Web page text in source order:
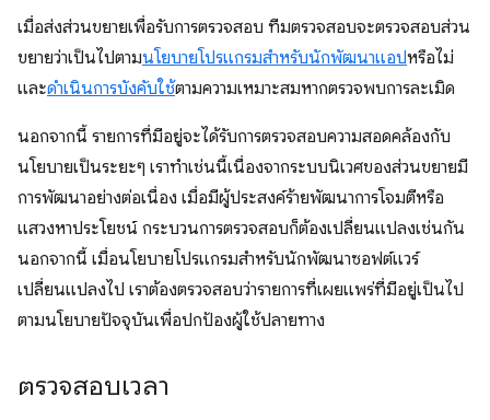
เมื่อส่งส่วนขยายเพื่อรับการตรวจสอบ ทีมตรวจสอบจะตรวจสอบส่วน
ขยายว่าเป็นไปตามนโยบายโปรแกรมสำหรับนักพัฒนาแอปหรือไม่
และดำเนินการบังคับใช้ตามความเหมาะสมหากตรวจพบการละเมิด
นอกจากนี้ รายการที่มีอยู่จะได้รับการตรวจสอบความสอดคล้องกับ
นโยบายเป็นระยะๆ เราทำเช่นนี้เนื่องจากระบบนิเวศของส่วนขยายมี
การพัฒนาอย่างต่อเนื่อง เมื่อมีผู้ประสงค์ร้ายพัฒนาการโจมตีหรือ
แสวงหาประโยชน์ กระบวนการตรวจสอบก็ต้องเปลี่ยนแปลงเช่นกัน
นอกจากนี้ เมื่อนโยบายโปรแกรมสำหรับนักพัฒนาซอฟต์แวร์
เปลี่ยนแปลงไป เราต้องตรวจสอบว่ารายการที่เผยแพร่ที่มีอยู่เป็นไป
ตามนโยบายปัจจุบันเพื่อปกป้องผู้ใช้ปลายทาง
ตรวจสอบเวลา